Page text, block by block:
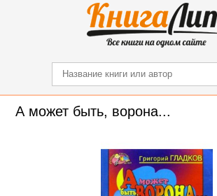
А может быть, ворона...